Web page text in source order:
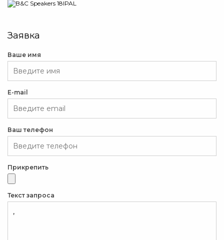
Заявка
Ваше имя
E-mail
Ваш телефон
Прикрепить
Текст запроса